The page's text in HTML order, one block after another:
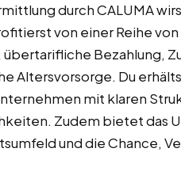
durch CALUMA
von einer Reihe
Bezahlung,
Altersvorsorge. Du
mit klaren
Zudem bietet das
und die Chance,